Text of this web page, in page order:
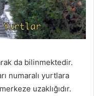
da bilinmektedir.
numaralı yurtlara
uzaklığıdır.